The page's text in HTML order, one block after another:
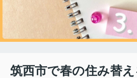
筑西市で春の住み替